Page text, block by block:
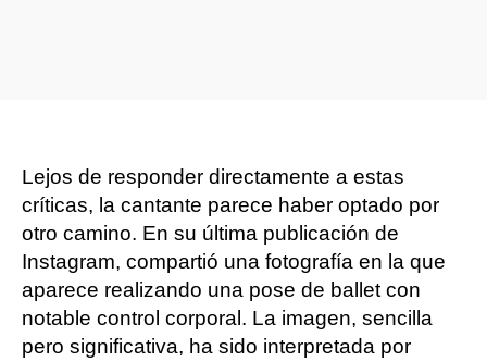
Lejos de responder directamente a estas
críticas, la cantante parece haber optado por
otro camino. En su última publicación de
Instagram, compartió una fotografía en la que
aparece realizando una pose de ballet con
notable control corporal. La imagen, sencilla
pero significativa, ha sido interpretada por